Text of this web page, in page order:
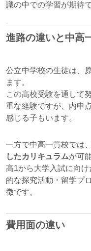
識の中での学習が期待
進路の違いと中高
公立中学校の生徒は、
ます。
この高校受験を通して
重な経験ですが、内申
感じる子もいます。
一方で中高一貫校では、
したカリキュラムが可
高1から大学入試に向
的な探究活動・留学プ
徴です。
費用面の違い